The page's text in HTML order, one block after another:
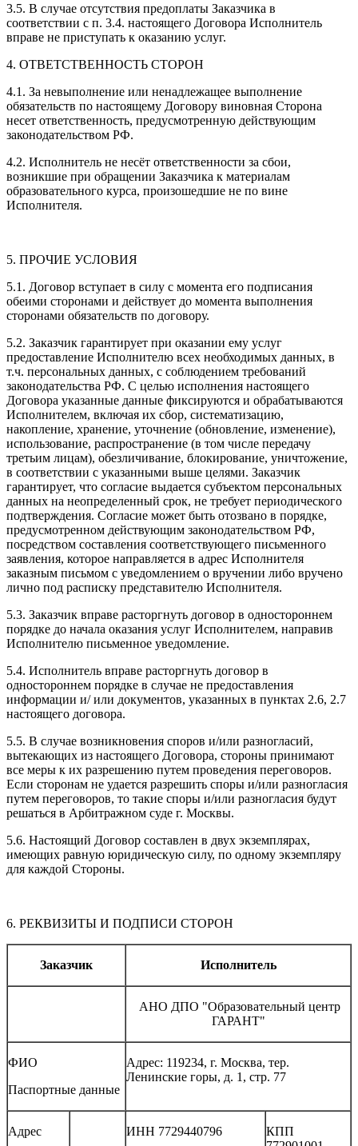
3.5. В случае отсутствия предоплаты Заказчика в
соответствии с п. 3.4. настоящего Договора Исполнитель
вправе не приступать к оказанию услуг.
4. ОТВЕТСТВЕННОСТЬ СТОРОН
4.1. За невыполнение или ненадлежащее выполнение
обязательств по настоящему Договору виновная Сторона
несет ответственность, предусмотренную действующим
законодательством РФ.
4.2. Исполнитель не несёт ответственности за сбои,
возникшие при обращении Заказчика к материалам
образовательного курса, произошедшие не по вине
Исполнителя.
5. ПРОЧИЕ УСЛОВИЯ
5.1. Договор вступает в силу с момента его подписания
обеими сторонами и действует до момента выполнения
сторонами обязательств по договору.
5.2. Заказчик гарантирует при оказании ему услуг
предоставление Исполнителю всех необходимых данных, в
т.ч. персональных данных, с соблюдением требований
законодательства РФ. С целью исполнения настоящего
Договора указанные данные фиксируются и обрабатываются
Исполнителем, включая их сбор, систематизацию,
накопление, хранение, уточнение (обновление, изменение),
использование, распространение (в том числе передачу
третьим лицам), обезличивание, блокирование, уничтожение,
в соответствии с указанными выше целями. Заказчик
гарантирует, что согласие выдается субъектом персональных
данных на неопределенный срок, не требует периодического
подтверждения. Согласие может быть отозвано в порядке,
предусмотренном действующим законодательством РФ,
посредством составления соответствующего письменного
заявления, которое направляется в адрес Исполнителя
заказным письмом с уведомлением о вручении либо вручено
лично под расписку представителю Исполнителя.
5.3. Заказчик вправе расторгнуть договор в одностороннем
порядке до начала оказания услуг Исполнителем, направив
Исполнителю письменное уведомление.
5.4. Исполнитель вправе расторгнуть договор в
одностороннем порядке в случае не предоставления
информации и/ или документов, указанных в пунктах 2.6, 2.7
настоящего договора.
5.5. В случае возникновения споров и/или разногласий,
вытекающих из настоящего Договора, стороны принимают
все меры к их разрешению путем проведения переговоров.
Если сторонам не удается разрешить споры и/или разногласия
путем переговоров, то такие споры и/или разногласия будут
решаться в Арбитражном суде г. Москвы.
5.6. Настоящий Договор составлен в двух экземплярах,
имеющих равную юридическую силу, по одному экземпляру
для каждой Стороны.
6. РЕКВИЗИТЫ И ПОДПИСИ СТОРОН
Заказчик Исполнитель
АНО ДПО "Образовательный центр
ГАРАНТ"
ФИО
Паспортные данные
Адрес: 119234, г. Москва, тер.
Ленинские горы, д. 1, стр. 77
Адрес ИНН 7729440796
КПП